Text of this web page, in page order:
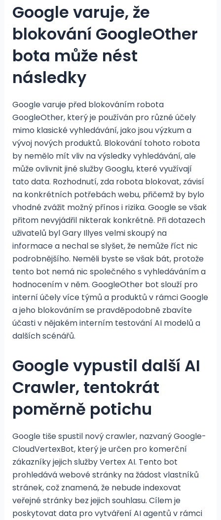
Google varuje, že
blokování GoogleOther
bota může nést
následky
Google varuje před blokováním robota
GoogleOther, který je používán pro různé účely
mimo klasické vyhledávání, jako jsou výzkum a
vývoj nových produktů. Blokování tohoto robota
by nemělo mít vliv na výsledky vyhledávání, ale
může ovlivnit jiné služby Googlu, které využívají
tato data. Rozhodnutí, zda robota blokovat, závisí
na konkrétních potřebách webu, přičemž by bylo
vhodné zvážit možný přínos i rizika. Google se však
přitom nevyjádřil nikterak konkrétně. Při dotazech
uživatelů byl Gary Illyes velmi skoupý na
informace a nechal se slyšet, že nemůže říct nic
podrobnějšího. Neměli byste se však bát, protože
tento bot nemá nic společného s vyhledáváním a
hodnocením v něm. GoogleOther bot slouží pro
interní účely více týmů a produktů v rámci Google
a jeho blokováním se pravděpodobně zbavíte
účasti v nějakém interním testování AI modelů a
dalších scénářů.
Google vypustil další AI
Crawler, tentokrát
poměrně potichu
Google tiše spustil nový crawler, nazvaný Google-
CloudVertexBot, který je určen pro komerční
zákazníky jejich služby Vertex AI. Tento bot
prohledává webové stránky na žádost vlastníků
stránek, což znamená, že nebude indexovat
veřejné stránky bez jejich souhlasu. Cílem je
poskytovat data pro vytváření AI agentů v rámci